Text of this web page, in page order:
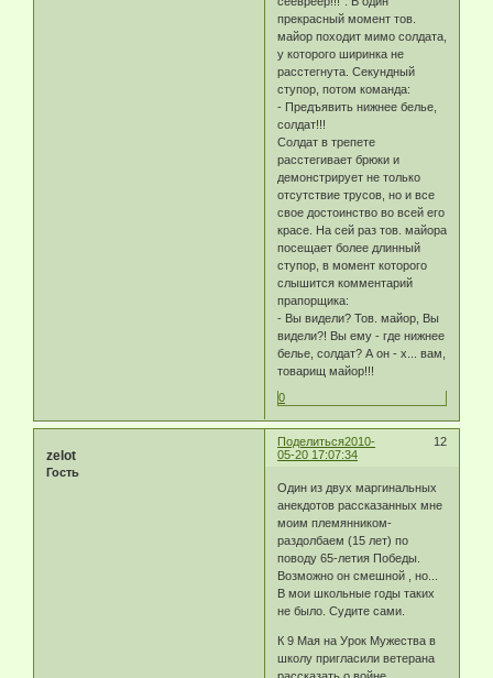
прекрасный момент тов.
майор походит мимо солдата,
у которого ширинка не
расстегнута. Секундный
ступор, потом команда:
- Предъявить нижнее белье,
солдат!!!
Солдат в трепете
расстегивает брюки и
демонстрирует не только
отсутствие трусов, но и все
свое достоинство во всей его
красе. На сей раз тов. майора
посещает более длинный
ступор, в момент которого
слышится комментарий
прапорщика:
- Вы видели? Тов. майор, Вы
видели?! Вы ему - где нижнее
белье, солдат? А он - х... вам,
товарищ майор!!!
0
Поделиться 12
2010-
05-20 17:07:34
zelot
Гость
Один из двух маргинальных
анекдотов рассказанных мне
моим племянником-
раздолбаем (15 лет) по
поводу 65-летия Победы.
Возможно он смешной , но...
В мои школьные годы таких
не было. Судите сами.
К 9 Мая на Урок Мужества в
школу пригласили ветерана